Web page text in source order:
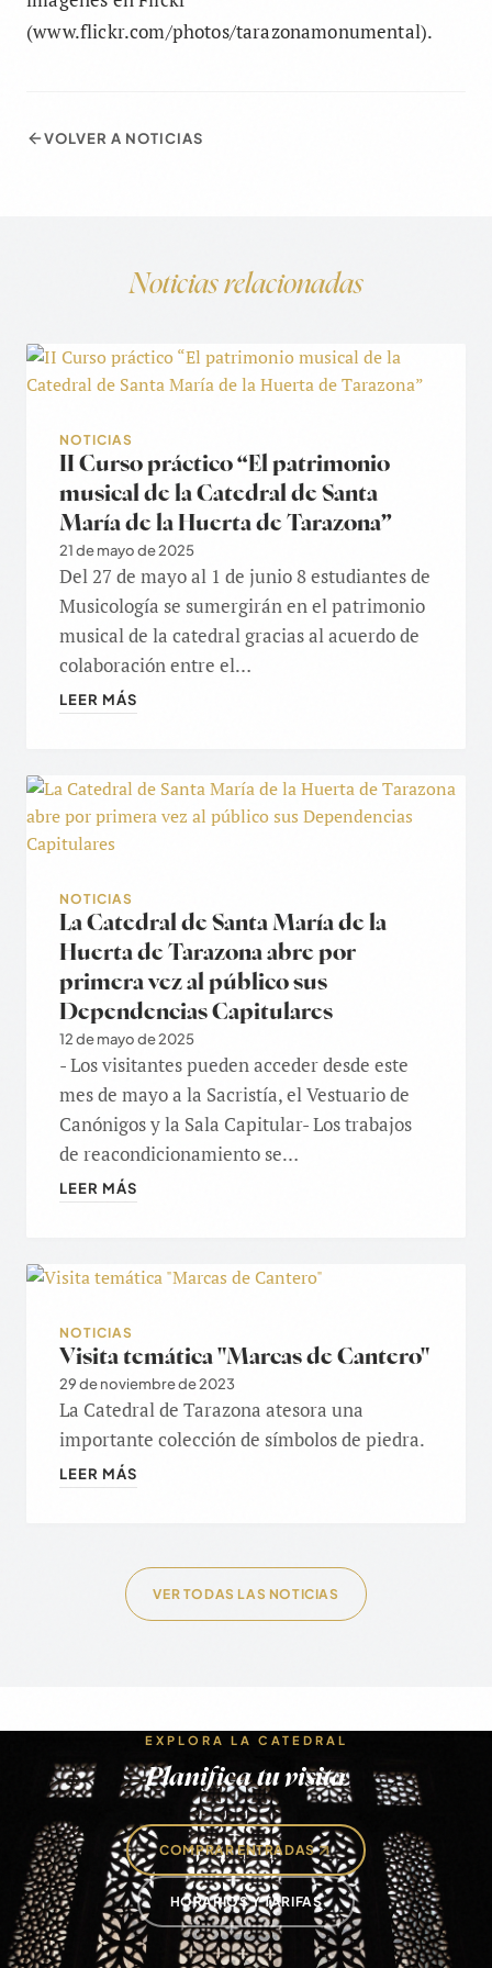
(www.flickr.com/photos/tarazonamonumental).
VOLVER A NOTICIAS
Noticias relacionadas
NOTICIAS
II Curso práctico “El patrimonio
musical de la Catedral de Santa
María de la Huerta de Tarazona”
21 de mayo de 2025
Del 27 de mayo al 1 de junio 8 estudiantes de
Musicología se sumergirán en el patrimonio
musical de la catedral gracias al acuerdo de
colaboración entre el…
LEER MÁS
NOTICIAS
La Catedral de Santa María de la
Huerta de Tarazona abre por
primera vez al público sus
Dependencias Capitulares
12 de mayo de 2025
- Los visitantes pueden acceder desde este
mes de mayo a la Sacristía, el Vestuario de
Canónigos y la Sala Capitular- Los trabajos
de reacondicionamiento se…
LEER MÁS
NOTICIAS
Visita temática "Marcas de Cantero"
29 de noviembre de 2023
La Catedral de Tarazona atesora una
importante colección de símbolos de piedra.
LEER MÁS
VER TODAS LAS NOTICIAS
EXPLORA LA CATEDRAL
Planifica tu visita
COMPRAR ENTRADAS
HORARIOS Y TARIFAS